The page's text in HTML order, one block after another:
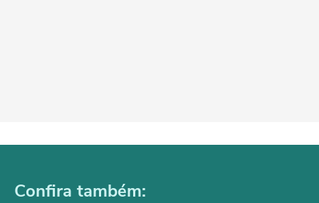
Confira também: